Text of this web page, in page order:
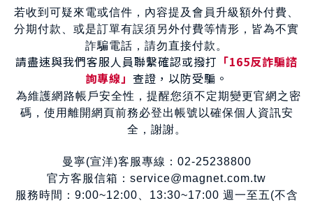
若收到可疑來電或信件，內容提及會員升級額外付費、
分期付款、或是訂單有誤須另外付費等情形，皆為不實
詐騙電話，請勿直接付款。
請盡速與我們客服人員聯繫確認或撥打 「165反詐騙諮
詢專線」 查證，以防受騙。
為維護網路帳戶安全性，提醒您須不定期變更官網之密
碼，使用離開網頁前務必登出帳號以確保個人資訊安
全，謝謝。
曼寧(宣洋)客服專線：02-25238800
官方客服信箱：service@magnet.com.tw
服務時間：9:00~12:00、13:30~17:00 週一至五(不含